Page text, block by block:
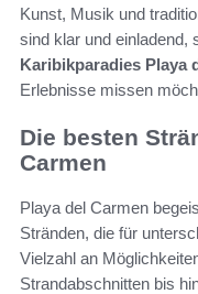
Kunst, Musik und
sind klar und einladend,
Karibikparadies Playa
Erlebnisse missen
Die besten
Carmen
Playa del Carmen
Stränden, die für
Vielzahl an
Strandabschnitten bis